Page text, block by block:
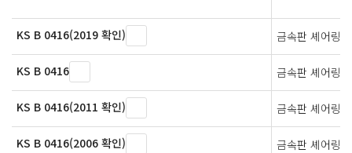
KS B 0416(2019 확인) 금속판 셰어링
KS B 0416 금속판 셰어링
KS B 0416(2011 확인) 금속판 셰어링
KS B 0416(2006 확인) 금속판 셰어링